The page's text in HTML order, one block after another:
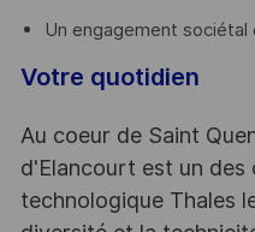
Un engagement
Votre quotidien
Au coeur de Saint
d'Elancourt est un des
technologique Thales